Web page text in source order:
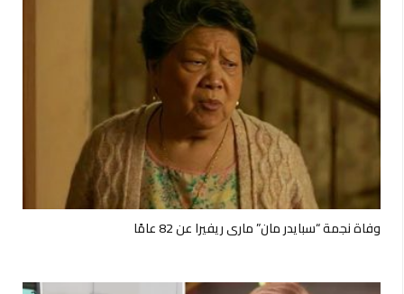
وفاة نجمة “سبايدر مان” ماري ريفيرا عن 82 عامًا